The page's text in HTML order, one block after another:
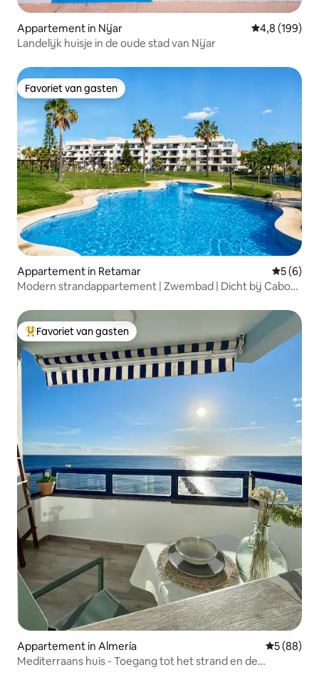
Appartement in Níjar Gemiddelde
4,8 (199)
Landelijk huisje in de oude stad van Níjar
Favoriet van gasten
Favoriet van gasten
Appartement in Retamar
5 (6)
Modern strandappartement | Zwembad | Dicht bij Cabo
Topfavoriet van gasten
Favoriet van gasten
Appartement in Almería
5 (88)
Mediterraans huis - Toegang tot het strand en de